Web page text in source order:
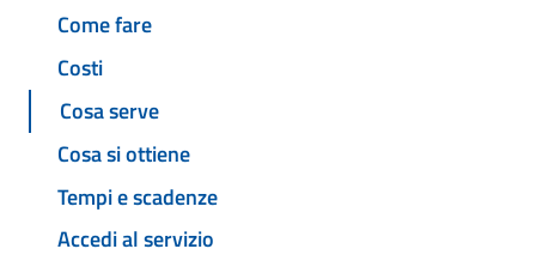
Come fare
Costi
Cosa serve
Cosa si ottiene
Tempi e scadenze
Accedi al servizio